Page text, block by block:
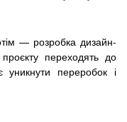
— розробка дизайн-
переходять до
переробок і